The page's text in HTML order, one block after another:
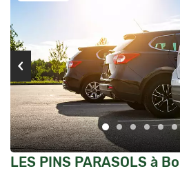
LES PINS PARASOLS à